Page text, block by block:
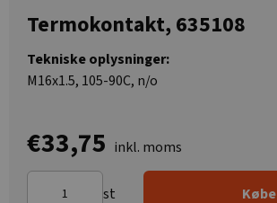
Termokontakt, 635108
Tekniske oplysninger:
M16x1.5, 105-90C, n/o
€33,75 inkl. moms
st Købe